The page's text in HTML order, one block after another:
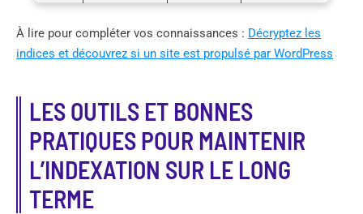
À lire pour compléter vos connaissances : Décryptez les
indices et découvrez si un site est propulsé par WordPress
LES OUTILS ET BONNES
PRATIQUES POUR MAINTENIR
L’INDEXATION SUR LE LONG
TERME